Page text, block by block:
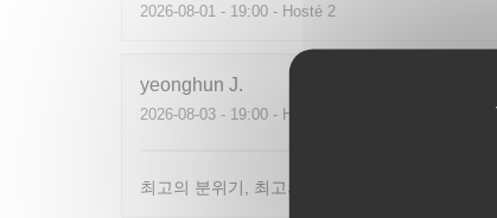
2026-08-01 - 19:00 - Hosté 2
yeonghun J
2026-08-03 - 19:00 - Hosté 4
최고의 분위기, 최고의 맛, 프랑스어가 서툴지만